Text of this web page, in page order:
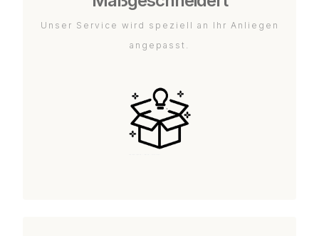
Unser Service wird speziell an Ihr Anliegen
angepasst.